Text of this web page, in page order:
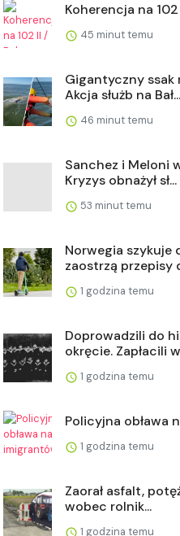
Koherencja na
45 minut temu
Gigantyczny ssak
Akcja służb na Bał...
46 minut temu
Sanchez i Meloni
Kryzys obnażył sł...
53 minut temu
Norwegia szykuje
zaostrzą przepisy
1 godzina temu
Doprowadzili do
okręcie. Zapłacili
1 godzina temu
Policyjna obława
1 godzina temu
Zaorał asfalt,
wobec rolnik...
1 godzina temu